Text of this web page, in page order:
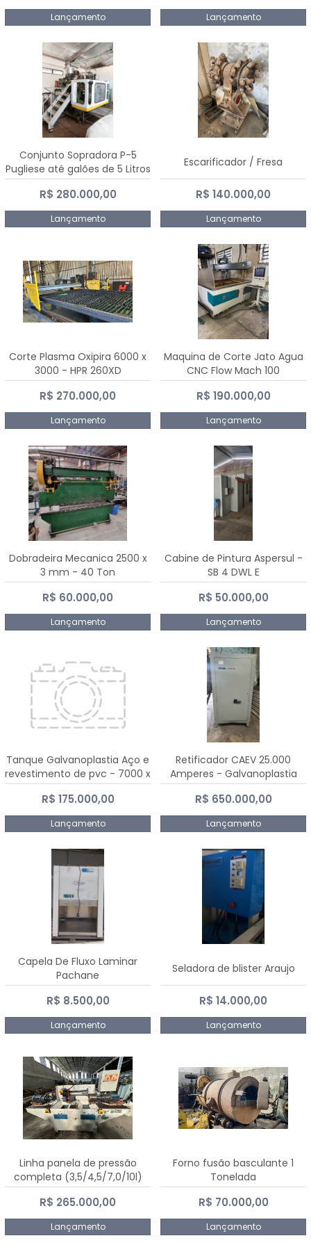
Lançamento Lançamento
Conjunto Sopradora P-5
Pugliese até galões de 5 Litros
R$ 280.000,00
Lançamento
Escarificador / Fresa
R$ 140.000,00
Lançamento
Corte Plasma Oxipira 6000 x
3000 - HPR 260XD
R$ 270.000,00
Lançamento
Maquina de Corte Jato Agua
CNC Flow Mach 100
R$ 190.000,00
Lançamento
Dobradeira Mecanica 2500 x
3 mm - 40 Ton
R$ 60.000,00
Lançamento
Cabine de Pintura Aspersul -
SB 4 DWL E
R$ 50.000,00
Lançamento
Tanque Galvanoplastia Aço e
revestimento de pvc - 7000 x
2200 mm
R$ 175.000,00
Lançamento
Retificador CAEV 25.000
Amperes - Galvanoplastia
R$ 650.000,00
Lançamento
Capela De Fluxo Laminar
Pachane
R$ 8.500,00
Lançamento
Seladora de blister Araujo
R$ 14.000,00
Lançamento
Linha panela de pressão
completa (3,5/4,5/7,0/10l)
R$ 265.000,00
Lançamento
Forno fusão basculante 1
Tonelada
R$ 70.000,00
Lançamento